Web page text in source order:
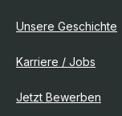
Unsere Geschichte
Karriere / Jobs
Jetzt Bewerben